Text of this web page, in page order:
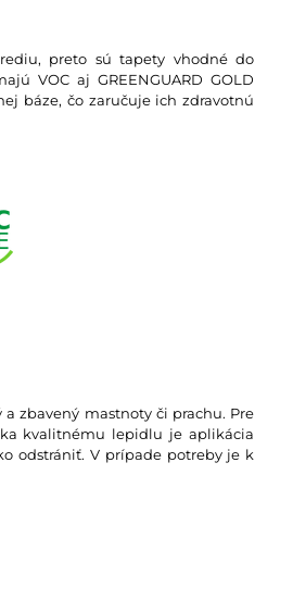
preto sú tapety vhodné do
VOC aj GREENGUARD GOLD
báze, čo zaručuje ich zdravotnú
zbavený mastnoty či prachu. Pre
kvalitnému lepidlu je aplikácia
odstrániť. V prípade potreby je k